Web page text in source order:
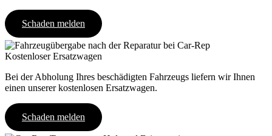
Schaden melden
Kostenloser Ersatzwagen
Bei der Abholung Ihres beschädigten Fahrzeugs liefern wir Ihnen
einen unserer kostenlosen Ersatzwagen.
Schaden melden